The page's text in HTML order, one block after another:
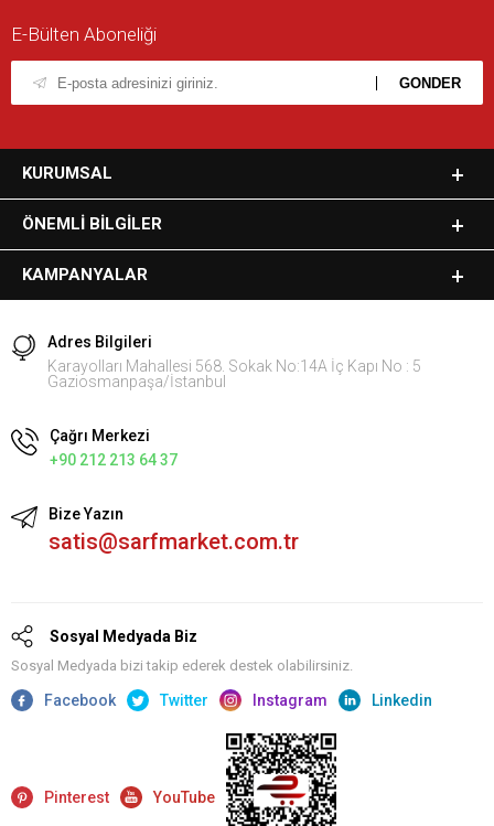
E-Bülten Aboneliği
KURUMSAL
ÖNEMLI BILGILER
KAMPANYALAR
Adres Bilgileri
Karayolları Mahallesi 568. Sokak No:14A İç Kapı No : 5
Gaziosmanpaşa/İstanbul
Çağrı Merkezi
+90 212 213 64 37
Bize Yazın
satis@sarfmarket.com.tr
Sosyal Medyada Biz
Sosyal Medyada bizi takip ederek destek olabilirsiniz.
Facebook Twitter Instagram Linkedin
Pinterest YouTube